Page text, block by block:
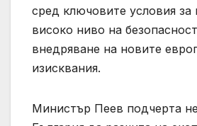
сред ключовите условия
високо ниво на
внедряване на новите
изисквания.
Министър Пеев подчерта